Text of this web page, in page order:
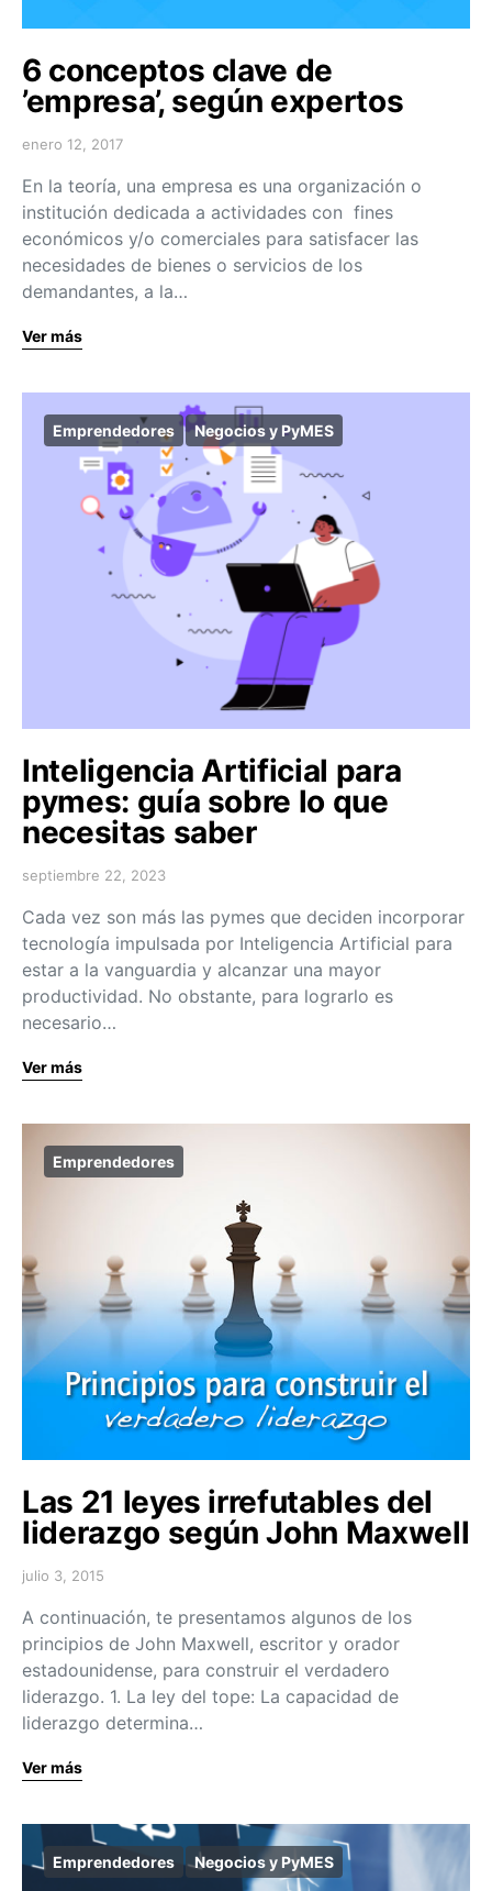
6 conceptos clave de
’empresa’, según expertos
enero 12, 2017
En la teoría, una empresa es una organización o
institución dedicada a actividades con fines
económicos y/o comerciales para satisfacer las
necesidades de bienes o servicios de los
demandantes, a la…
Ver más
Emprendedores Negocios y PyMES
Inteligencia Artificial para
pymes: guía sobre lo que
necesitas saber
septiembre 22, 2023
Cada vez son más las pymes que deciden incorporar
tecnología impulsada por Inteligencia Artificial para
estar a la vanguardia y alcanzar una mayor
productividad. No obstante, para lograrlo es
necesario…
Ver más
Emprendedores
Las 21 leyes irrefutables del
liderazgo según John Maxwell
julio 3, 2015
A continuación, te presentamos algunos de los
principios de John Maxwell, escritor y orador
estadounidense, para construir el verdadero
liderazgo. 1. La ley del tope: La capacidad de
liderazgo determina…
Ver más
Emprendedores Negocios y PyMES